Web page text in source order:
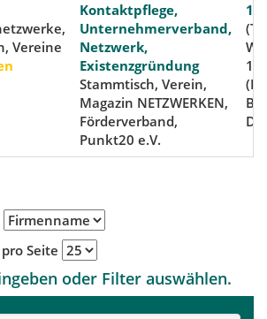
Vereine
Kontaktpflege,
Unternehmerverband,
Netzwerk,
Existenzgründung
Stammtisch, Verein,
Magazin NETZWERKEN,
Förderverband,
Punkt20 e.V.
1a
Seite
oder Filter auswählen.